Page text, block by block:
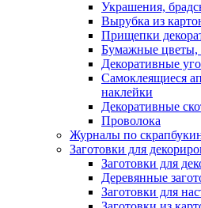
Украшения,
Вырубка из
Прищепки
Бумажные цветы,
Декоративные
Самоклеящиеся
наклейки
Декоративные
Проволока
Журналы по
Заготовки для
Заготовки для
Деревянные
Заготовки для